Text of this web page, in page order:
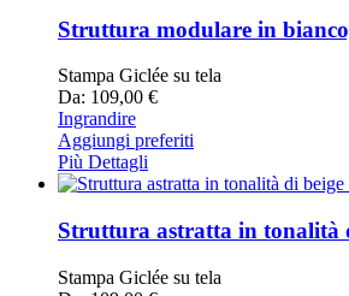
Struttura modulare in
Stampa Giclée su tela
Da: 109,00 €
Ingrandire
Aggiungi preferiti
Più Dettagli
Struttura astratta in tonalità
Stampa Giclée su tela